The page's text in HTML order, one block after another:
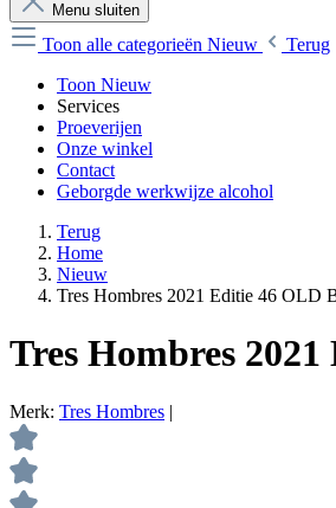
Menu sluiten
Toon alle categorieën Nieuw
Terug
Toon Nieuw
Services
Proeverijen
Onze winkel
Contact
Geborgde werkwijze alcohol
Terug
Home
Nieuw
Tres Hombres 2021 Editie 46 OLD
Tres Hombres
Merk: Tres Hombres |